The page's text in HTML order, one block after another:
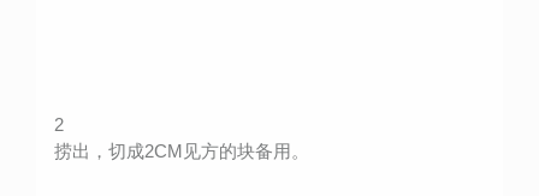
2
捞出，切成2CM见方的块备用。